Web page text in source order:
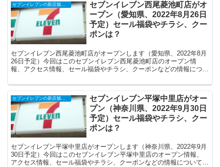
セブンイレブンの新店舗開店予定・オープンセール（福袋）、クーポンなど
セブンイレブン西尾菱池町店がオ
ープン（愛知県、2022年8月26日
予定）セール福袋やチラシ、クー
ポンは？
セブンイレブン西尾菱池町店がオープンします（愛知県、2022年8月
26日予定）今回はこのセブンイレブン西尾菱池町店のオープン情
報、アクセス情報、セール福袋やチラシ、クーポンなどの情報につい
セブンイレブン平塚中里店がオー
プン（神奈川県、2022年9月30日
予定）セール福袋やチラシ、クー
ポンは？
セブンイレブン平塚中里店がオープンします（神奈川県、2022年9月
30日予定）今回はこのセブンイレブン平塚中里店のオープン情報、
アクセス情報、セール福袋やチラシ、クーポンなどの情報についてま